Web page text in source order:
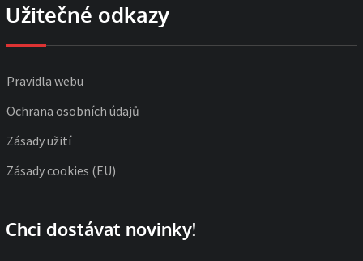
Užitečné odkazy
Pravidla webu
Ochrana osobních údajů
Zásady užití
Zásady cookies (EU)
Chci dostávat novinky!